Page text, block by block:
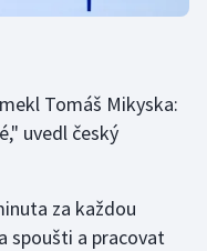
Tomáš Mikyska:
uvedl český
za každou
spoušti a pracovat